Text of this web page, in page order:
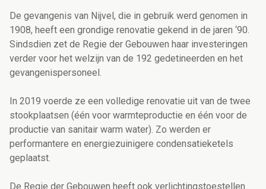
De gevangenis van Nijvel, die in gebruik werd genomen in
1908, heeft een grondige renovatie gekend in de jaren ‘90.
Sindsdien zet de Regie der Gebouwen haar investeringen
verder voor het welzijn van de 192 gedetineerden en het
gevangenispersoneel.
In 2019 voerde ze een volledige renovatie uit van de twee
stookplaatsen (één voor warmteproductie en één voor de
productie van sanitair warm water). Zo werden er
performantere en energiezuinigere condensatieketels
geplaatst.
De Regie der Gebouwen heeft ook verlichtingstoestellen